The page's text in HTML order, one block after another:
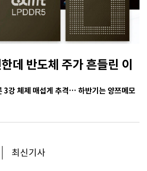
데 반도체 주가 흔들린 이
‘과점 균열’ 공포
3강 체제 매섭게 추격… 하반기는 양쯔메모
최신기사